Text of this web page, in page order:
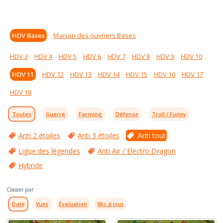
HDV Bases Maison des ouvriers Bases
HDV 3 HDV 4 HDV 5 HDV 6 HDV 7 HDV 8 HDV 9
HDV 10
HDV 11
HDV 12 HDV 13 HDV 14 HDV 15 HDV 16
HDV 17
HDV 18
Toutes Guerre Farming Défense Troll / Funny
Anti 2 étoiles Anti 3 étoiles
Anti tout
Ligue des légendes
Anti Air / Electro Dragon
Hybride
Classer par:
Date Vues Évaluation Mis à jour